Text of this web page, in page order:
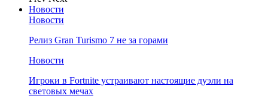
Новости
Новости
Релиз Gran Turismo 7 не за горами
Новости
Игроки в Fortnite устраивают настоящие дуэли на
световых мечах